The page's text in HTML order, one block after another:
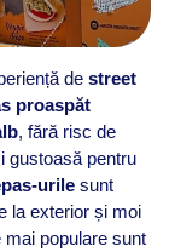
de street
proaspăt
, fără risc de
gustoasă pentru
sunt
la exterior și moi
mai populare sunt